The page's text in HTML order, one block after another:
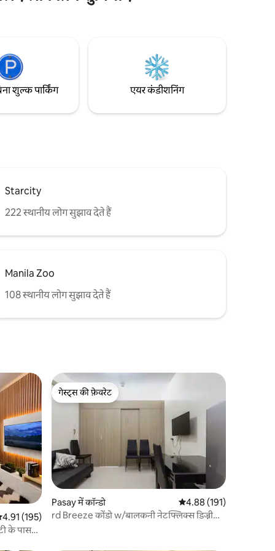
जाने दे सकते हैं। सब कुछ लगभग 10 -20 मिनट दूर है
शुल्क पार्किंग एयर कंडीशनिंग
Starcity
222 स्थानीय लोग सुझाव देते हैं
Manila Zoo
108 स्थानीय लोग सुझाव देते हैं
रेटिंग 5 में से 4.91, 195 समीक्षाएँ
4.91 (195)
के पास
गेस्ट्स की फ़ेवरेट
गेस्ट्स की फ़ेवरेट
Pasay में कॉन्डो औसत रेटिंग 5 में से 4.88,
4.88 (191)
rd Breeze कोंडो w/बालकनी नेटफ्लिक्स डिज्नी